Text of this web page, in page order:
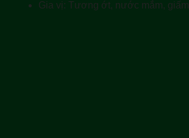
Gia vị: Tương ớt, nước mắm,